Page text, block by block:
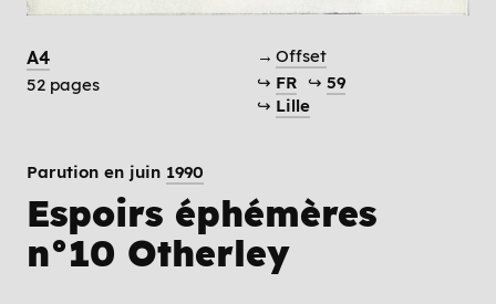
A4
52 pages
→ Offset
↪ FR ↪ 59
↪ Lille
Parution en juin 1990
Espoirs éphémères
n°10 Otherley